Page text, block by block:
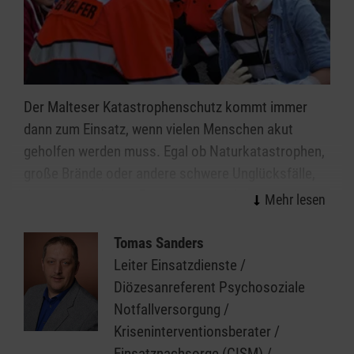
Der Malteser Katastrophenschutz kommt immer
dann zum Einsatz, wenn vielen Menschen akut
geholfen werden muss. Egal ob Naturkatastrophen,
die ehrenamtlichen Einsatzkräfte helfen bei allen
Rettungsdienst nicht ausreichen.
Organisiert in einzelnen Einsatzgruppen sind unsere
Helferinnen und Helfer Spezialisten in den Bereichen
Sanitätsdienst, Technik, Betreuung und
Kommunikation/Führung. In all diesen Bereichen
Tomas Sanders
Leiter Einsatzdienste /
Diözesanreferent Psychosoziale
Notfallversorgung /
Kriseninterventionsberater /